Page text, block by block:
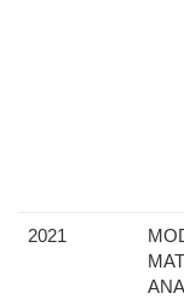
2021